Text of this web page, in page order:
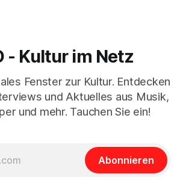
- Kultur im Netz
Fenster zur Kultur. Entdecken
und Aktuelles aus Musik,
und mehr. Tauchen Sie ein!
Abonnieren